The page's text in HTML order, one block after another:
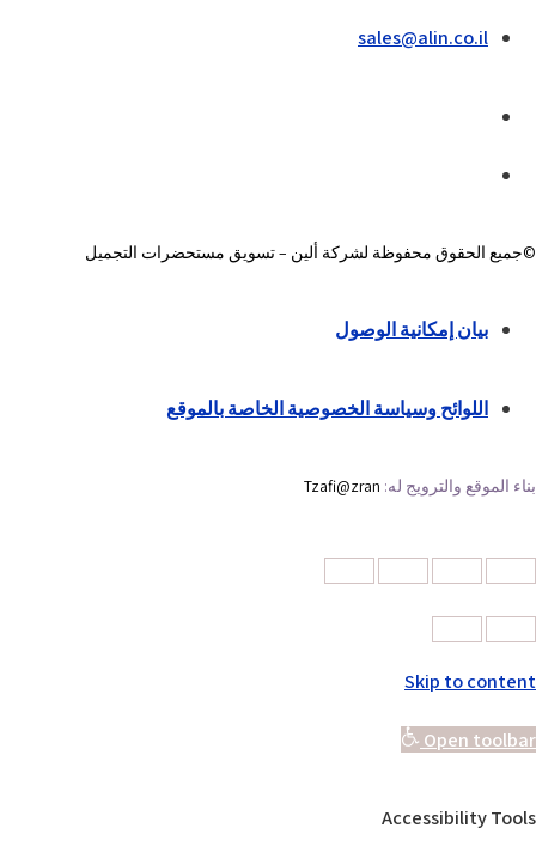
sales@alin.co.il
©جميع الحقوق محفوظة لشركة ألين – تسويق مستحضرات التجميل
بيان إمكانية الوصول
اللوائح وسياسة الخصوصية الخاصة بالموقع
بناء الموقع والترويج له: Tzafi@zran
Skip to content
Open toolbar
Accessibility Tools